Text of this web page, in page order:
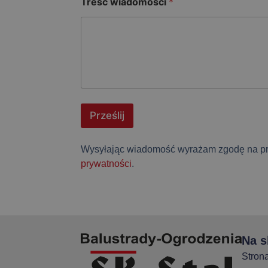
m
e
Prześlij
Wysyłając wiadomość wyrażam zgodę na
prywatności.
Na